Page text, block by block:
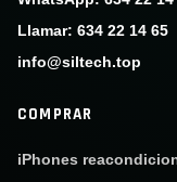
Llamar: 634 22 14 65
info@siltech.top
COMPRAR
iPhones